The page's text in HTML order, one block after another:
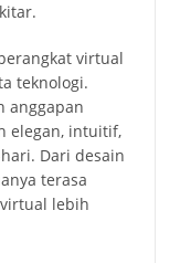
virtual
teknologi.
anggapan
elegan, intuitif,
Dari desain
terasa
lebih